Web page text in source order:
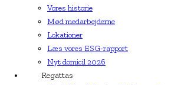
Vores historie
Mød medarbejderne
Lokationer
Læs vores ESG-rapport
Nyt domicil 2026
Regattas